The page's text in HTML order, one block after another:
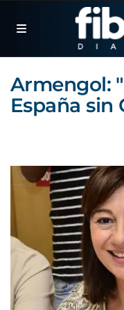
Armengol:
España sin